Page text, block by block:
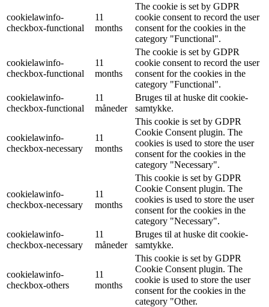
cookielawinfo-
checkbox-functional
11
months
The cookie is set by GDPR
cookie consent to record the user
consent for the cookies in the
category "Functional".
cookielawinfo-
checkbox-functional
11
months
The cookie is set by GDPR
cookie consent to record the user
consent for the cookies in the
category "Functional".
cookielawinfo-
checkbox-functional
11
måneder
Bruges til at huske dit cookie-
samtykke.
cookielawinfo-
checkbox-necessary
11
months
This cookie is set by GDPR
Cookie Consent plugin. The
cookies is used to store the user
consent for the cookies in the
category "Necessary".
cookielawinfo-
checkbox-necessary
11
months
This cookie is set by GDPR
Cookie Consent plugin. The
cookies is used to store the user
consent for the cookies in the
category "Necessary".
cookielawinfo-
checkbox-necessary
11
måneder
Bruges til at huske dit cookie-
samtykke.
cookielawinfo-
checkbox-others
11
months
This cookie is set by GDPR
Cookie Consent plugin. The
cookie is used to store the user
consent for the cookies in the
category "Other.